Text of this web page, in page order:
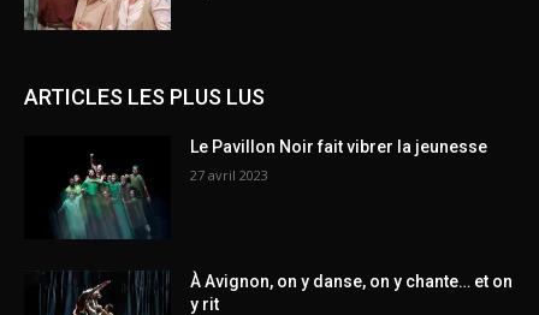
ARTICLES LES PLUS LUS
Le Pavillon Noir fait vibrer la jeunesse
27 avril 2023
À Avignon, on y danse, on y chante… et on
y rit